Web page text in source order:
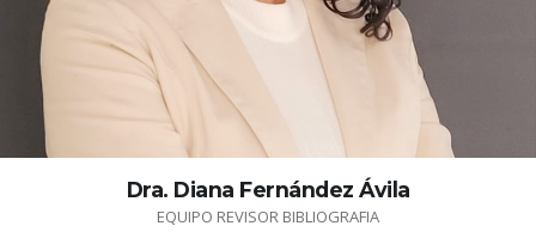
Dra. Diana Fernández Ávila
EQUIPO REVISOR BIBLIOGRAFIA